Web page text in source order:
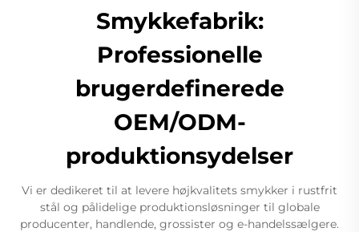
Smykkefabrik:
Professionelle
brugerdefinerede
OEM/ODM-
produktionsydelser
Vi er dedikeret til at levere højkvalitets smykker i rustfrit
stål og pålidelige produktionsløsninger til globale
producenter, handlende, grossister og e-handelssælgere.